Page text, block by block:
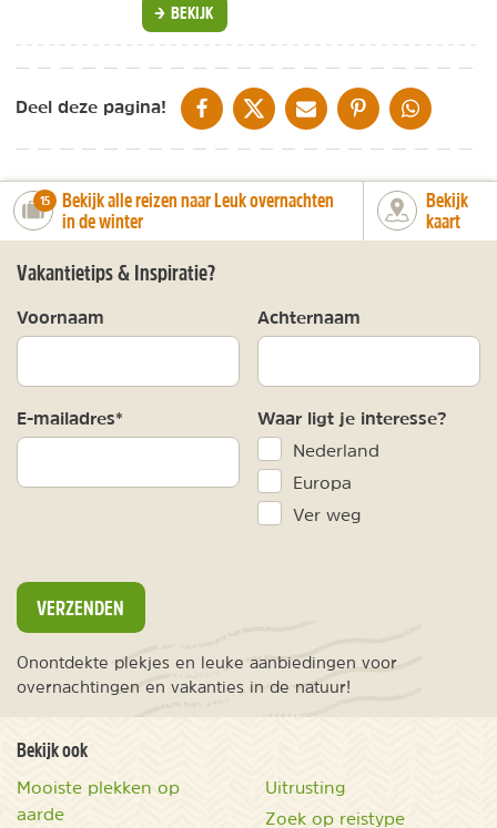
BEKIJK
Deel deze pagina! DELEN OP FACEBOOK
DELEN OP XDELEN VIA DE MAIL
DELEN OP PINTEREST
DELEN OP
number_of_trips:
15
Bekijk alle reizen naar Leuk overnachten
in de winter
Bekijk
kaart
Vakantietips & Inspiratie?
Voornaam Achternaam
E-mailadres* Waar ligt je interesse?
Nederland
Europa
Ver weg
VERZENDEN
Onontdekte plekjes en leuke aanbiedingen voor
overnachtingen en vakanties in de natuur!
Bekijk ook
Mooiste plekken op
aarde
Uitrusting
Zoek op reistype